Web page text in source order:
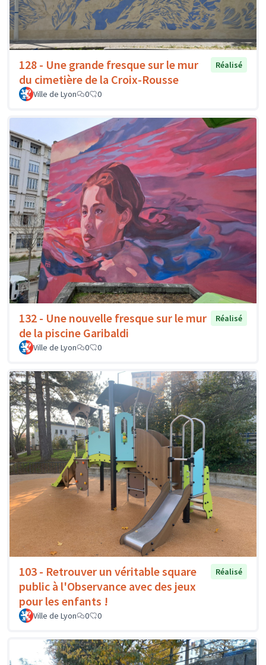
128 - Une grande fresque sur le mur
du cimetière de la Croix-Rousse
Réalisé
Ville de Lyon 0 0
132 - Une nouvelle fresque sur le mur
de la piscine Garibaldi
Réalisé
Ville de Lyon 0 0
103 - Retrouver un véritable square
public à l'Observance avec des jeux
pour les enfants !
Réalisé
Ville de Lyon 0 0